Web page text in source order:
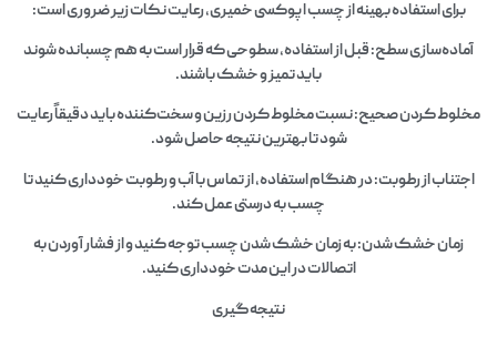
برای استفاده بهینه از چسب اپوکسی خمیری، رعایت نکات زیر ضروری است:
آماده‌سازی سطح: قبل از استفاده، سطوحی که قرار است به هم چسبانده شوند
باید تمیز و خشک باشند.
مخلوط کردن صحیح: نسبت مخلوط کردن رزین و سخت‌کننده باید دقیقاً رعایت
شود تا بهترین نتیجه حاصل شود.
اجتناب از رطوبت: در هنگام استفاده، از تماس با آب و رطوبت خودداری کنید تا
چسب به درستی عمل کند.
زمان خشک شدن: به زمان خشک شدن چسب توجه کنید و از فشار آوردن به
اتصالات در این مدت خودداری کنید.
نتیجه‌گیری